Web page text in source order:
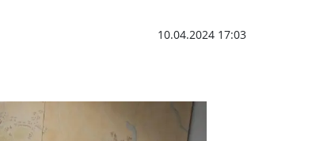
10.04.2024 17:03